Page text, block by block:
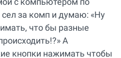
за комп и думаю: «Ну
что бы разные
А
кнопки нажимать чтобы